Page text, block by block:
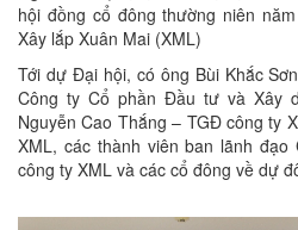
hội đồng cổ đông thường niên
Xây lắp Xuân Mai (XML)
Tới dự Đại hội, có ông Bùi Khắc
Công ty Cổ phần Đầu tư và Xây
Nguyễn Cao Thắng – TGĐ công ty
XML, các thành viên ban lãnh đạo
công ty XML và các cổ đông về dự